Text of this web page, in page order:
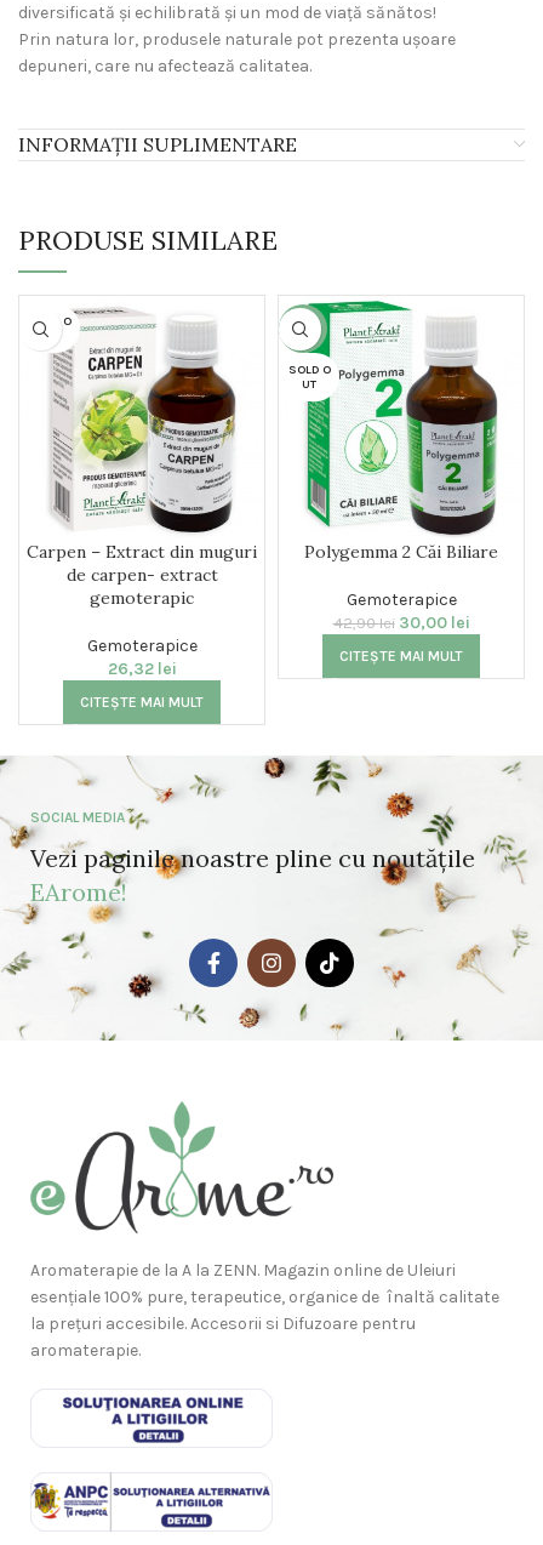
diversificată și echilibrată și un mod de viață sănătos!
Prin natura lor, produsele naturale pot prezenta ușoare
depuneri, care nu afectează calitatea.
INFORMAȚII SUPLIMENTARE
PRODUSE SIMILARE
SOLD O
UT
Carpen – Extract din muguri
de carpen- extract
gemoterapic
Gemoterapice
26,32 lei
CITEȘTE MAI MULT
-30%
SOLD O
UT
Polygemma 2 Căi Biliare
Gemoterapice
42,90lei 30,00 lei
CITEȘTE MAI MULT
SOCIAL MEDIA
Vezi paginile noastre pline cu noutățile
EArome!
Aromaterapie de la A la ZENN. Magazin online de Uleiuri
esențiale 100% pure, terapeutice, organice de înaltă calitate
la prețuri accesibile. Accesorii si Difuzoare pentru
aromaterapie.